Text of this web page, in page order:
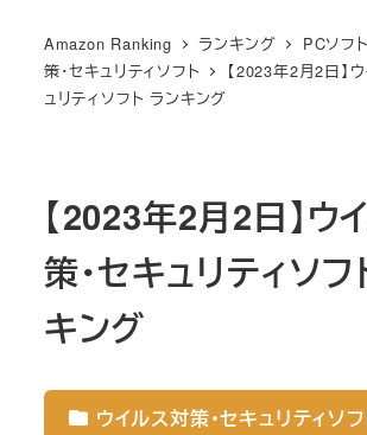
Amazon Ranking ランキング PCソフト
策・セキュリティソフト
【2023年2月2日】
ュリティソフト ランキング
【2023年2月2日】ウ
策・セキュリティソ
キング
ウイルス対策・セキュリティソ